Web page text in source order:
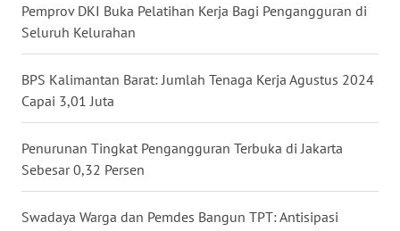
Pemprov DKI Buka Pelatihan Kerja Bagi Pengangguran di
Seluruh Kelurahan
BPS Kalimantan Barat: Jumlah Tenaga Kerja Agustus 2024
Capai 3,01 Juta
Penurunan Tingkat Pengangguran Terbuka di Jakarta
Sebesar 0,32 Persen
Swadaya Warga dan Pemdes Bangun TPT: Antisipasi
WN
WN
JOGJA
JATIM
WN